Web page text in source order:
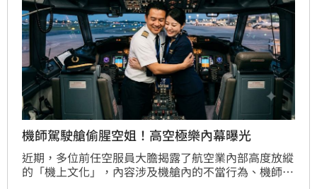
機師駕駛艙偷腥空姐！高空極樂內幕曝光
近期，多位前任空服員大膽揭露了航空業內部高度放縱
的「機上文化」，內容涉及機艙內的不當行為、機師與